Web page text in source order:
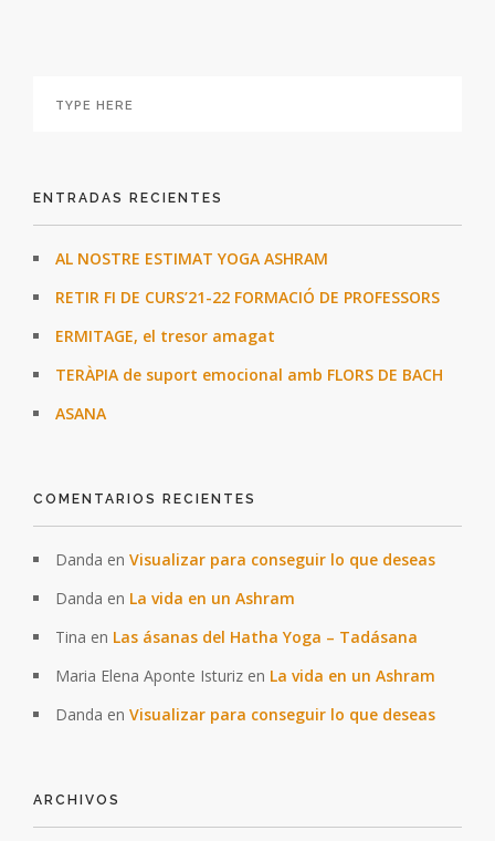
ENTRADAS RECIENTES
AL NOSTRE ESTIMAT YOGA ASHRAM
RETIR FI DE CURS’21-22 FORMACIÓ DE PROFESSORS
ERMITAGE, el tresor amagat
TERÀPIA de suport emocional amb FLORS DE BACH
ASANA
COMENTARIOS RECIENTES
Danda en Visualizar para conseguir lo que deseas
Danda en La vida en un Ashram
Tina en Las ásanas del Hatha Yoga – Tadásana
Maria Elena Aponte Isturiz en La vida en un Ashram
Danda en Visualizar para conseguir lo que deseas
ARCHIVOS